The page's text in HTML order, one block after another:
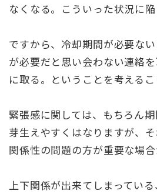
なくなる。こういった状況に陥
ですから、冷却期間が必要な
が必要だと思い会わない連絡
に取る。ということを考えるこ
緊張感に関しては、もちろん期
芽生えやすくはなりますが、
関係性の問題の方が重要な場合
上下関係が出来てしまってい